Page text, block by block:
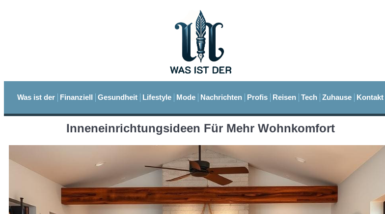
Was ist der Finanziell Gesundheit Lifestyle Mode Nachrichten Profis Reisen Tech Zuhause Kontakt
Inneneinrichtungsideen Für Mehr Wohnkomfort